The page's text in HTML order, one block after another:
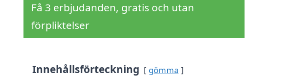
Få 3 erbjudanden, gratis och utan
förpliktelser
Innehållsförteckning gömma